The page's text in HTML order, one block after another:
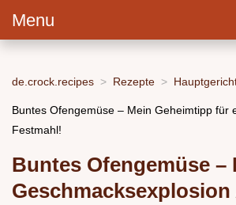
Menu
de.crock.recipes Rezepte
Buntes Ofengemüse – Mein Geheimtipp für
Festmahl!
Buntes Ofengemüse –
Geschmacksexplosion